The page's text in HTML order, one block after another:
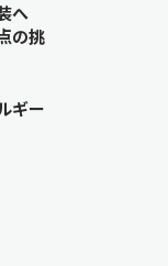
へ
の挑
ギー